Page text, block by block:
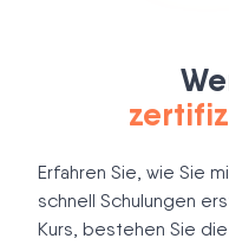
Erfahren Sie, wie Sie
schnell Schulungen
Kurs, bestehen Sie